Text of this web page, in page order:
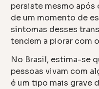
persiste mesmo após
de um momento de
sintomas desses
tendem a piorar com
No Brasil, estima-se
pessoas vivam com
é um tipo mais grave